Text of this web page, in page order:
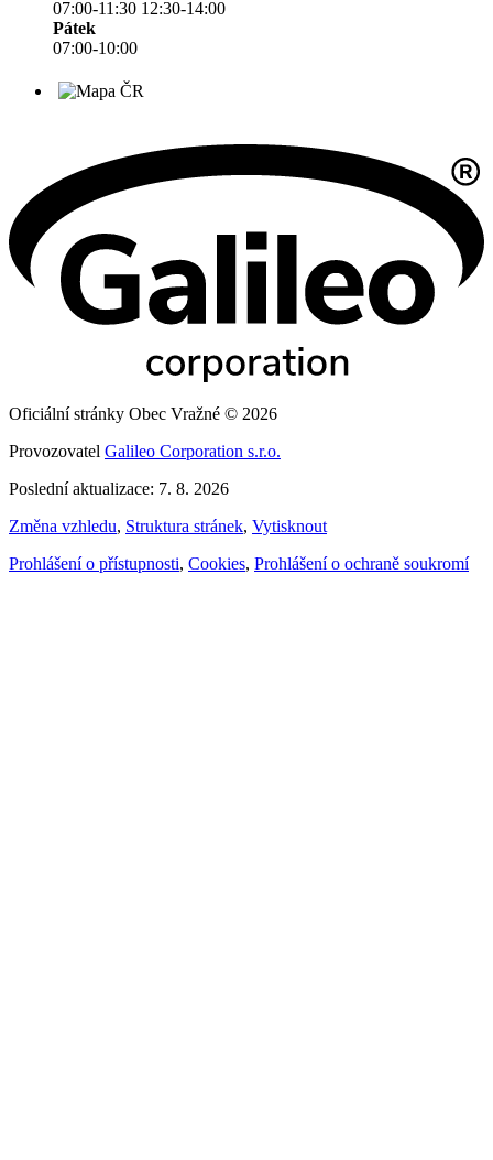
07:00-11:30 12:30-14:00
Pátek
07:00-10:00
Oficiální stránky Obec Vražné © 2026
Provozovatel Galileo Corporation s.r.o.
Poslední aktualizace: 7. 8. 2026
Změna vzhledu, Struktura stránek, Vytisknout
Prohlášení o přístupnosti, Cookies, Prohlášení o ochraně soukromí